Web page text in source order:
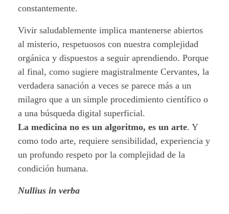
constantemente.
Vivir saludablemente implica mantenerse abiertos
al misterio, respetuosos con nuestra complejidad
orgánica y dispuestos a seguir aprendiendo. Porque
al final, como sugiere magistralmente Cervantes, la
verdadera sanación a veces se parece más a un
milagro que a un simple procedimiento científico o
a una búsqueda digital superficial.
La medicina no es un algoritmo, es un arte. Y
como todo arte, requiere sensibilidad, experiencia y
un profundo respeto por la complejidad de la
condición humana.
Nullius in verba